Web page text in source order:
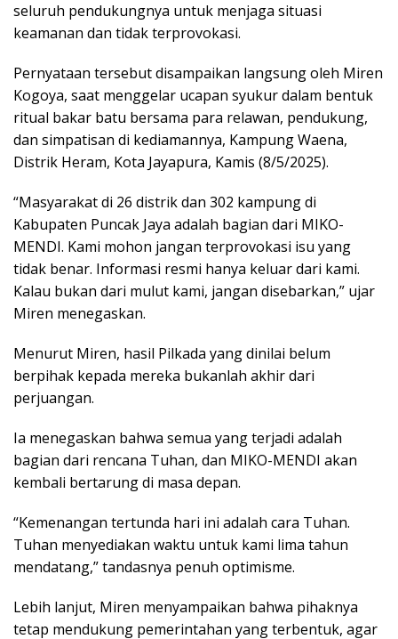
seluruh pendukungnya untuk menjaga situasi
keamanan dan tidak terprovokasi.
Pernyataan tersebut disampaikan langsung oleh Miren
Kogoya, saat menggelar ucapan syukur dalam bentuk
ritual bakar batu bersama para relawan, pendukung,
dan simpatisan di kediamannya, Kampung Waena,
Distrik Heram, Kota Jayapura, Kamis (8/5/2025).
“Masyarakat di 26 distrik dan 302 kampung di
Kabupaten Puncak Jaya adalah bagian dari MIKO-
MENDI. Kami mohon jangan terprovokasi isu yang
tidak benar. Informasi resmi hanya keluar dari kami.
Kalau bukan dari mulut kami, jangan disebarkan,” ujar
Miren menegaskan.
Menurut Miren, hasil Pilkada yang dinilai belum
berpihak kepada mereka bukanlah akhir dari
perjuangan.
Ia menegaskan bahwa semua yang terjadi adalah
bagian dari rencana Tuhan, dan MIKO-MENDI akan
kembali bertarung di masa depan.
“Kemenangan tertunda hari ini adalah cara Tuhan.
Tuhan menyediakan waktu untuk kami lima tahun
mendatang,” tandasnya penuh optimisme.
Lebih lanjut, Miren menyampaikan bahwa pihaknya
tetap mendukung pemerintahan yang terbentuk, agar